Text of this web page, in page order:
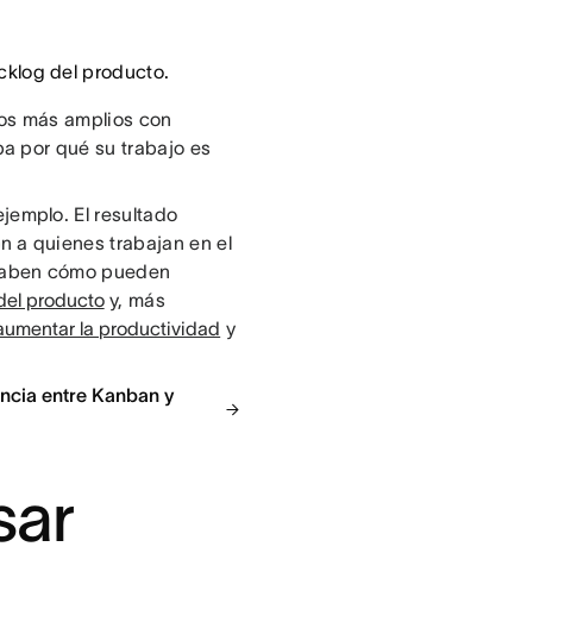
del producto.
más amplios con
por qué su trabajo es
El resultado
a quienes trabajan en el
cómo pueden
productoy, más
la productividad y
entre Kanban y